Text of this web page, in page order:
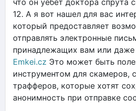
12. А я вот нашел для вас
который предоставляет
отправлять электронные
принадлежащих вам или
Emkei.cz Это может быть
инструментом для скамеров,
трафферов, которые хотят
анонимность при отправке